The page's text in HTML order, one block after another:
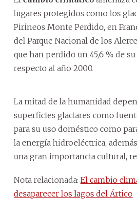
lugares protegidos como los
Pirineos Monte Perdido, en
del Parque Nacional de los
que han perdido un 45,6 % de
respecto al año 2000.
La mitad de la humanidad
superficies glaciares como
para su uso doméstico como
la energía hidroeléctrica,
una gran importancia cultural,
Nota relacionada: El cambio
desaparecer los lagos del Ártico